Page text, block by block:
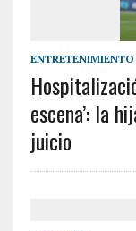
ENTRETENIMIENTO
escena’: la
juicio